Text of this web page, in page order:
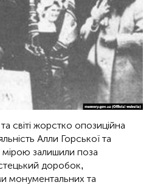
світі жорстко опозиційна
Алли Горської та
мірою залишили поза
доробок,
монументальних та